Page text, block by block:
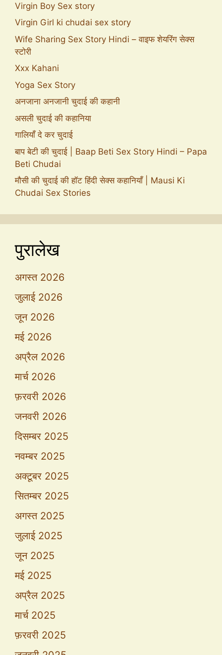
Virgin Boy Sex story
Virgin Girl ki chudai sex story
Wife Sharing Sex Story Hindi – वाइफ शेयरिंग सेक्स
स्टोरी
Xxx Kahani
Yoga Sex Story
अनजाना अनजानी चुदाई की कहानी
असली चुदाई की कहानिया
गालियाँ दे कर चुदाई
बाप बेटी की चुदाई | Baap Beti Sex Story Hindi – Papa
Beti Chudai
मौसी की चुदाई की हॉट हिंदी सेक्स कहानियाँ | Mausi Ki
Chudai Sex Stories
पुरालेख
अगस्त 2026
जुलाई 2026
जून 2026
मई 2026
अप्रैल 2026
मार्च 2026
फ़रवरी 2026
जनवरी 2026
दिसम्बर 2025
नवम्बर 2025
अक्टूबर 2025
सितम्बर 2025
अगस्त 2025
जुलाई 2025
जून 2025
मई 2025
अप्रैल 2025
मार्च 2025
फ़रवरी 2025